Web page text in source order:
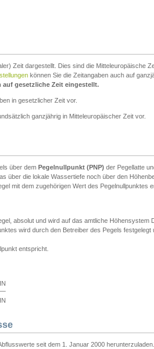
Zeit dargestellt. Dies sind die Mitteleuropäische
können Sie die Zeitangaben auch auf
auf gesetzliche Zeit eingestellt.
in gesetzlicher Zeit vor.
ganzjährig in Mitteleuropäischer Zeit vor.
über dem Pegelnullpunkt (PNP) der Pegellatte
über die lokale Wassertiefe noch über den
mit dem zugehörigen Wert des Pegelnullpunktes
absolut und wird auf das amtliche Höhensystem
wird durch den Betreiber des Pegels festgelegt
entspricht.
seit dem 1. Januar 2000 herunterzuladen.